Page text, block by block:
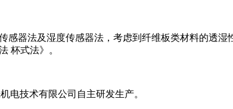
感器法及湿度传感器法，考虑到纤维板类材料的透
杯式法》。
电技术有限公司自主研发生产。